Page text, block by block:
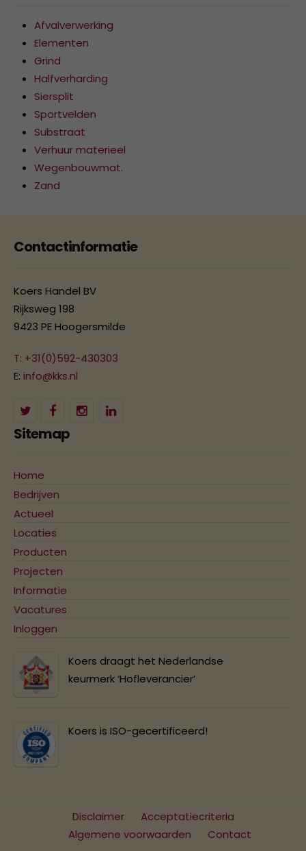
Afvalverwerking
Elementen
Grind
Halfverharding
Siersplit
Sportvelden
Substraat
Verhuur materieel
Wegenbouwmat.
Zand
Contactinformatie
Koers Handel BV
Rijksweg 198
9423 PE Hoogersmilde
T: +31(0)592-430303
E: info@kks.nl
Sitemap
Home
Bedrijven
Actueel
Locaties
Producten
Projecten
Informatie
Vacatures
Inloggen
Koers draagt het Nederlandse
keurmerk ‘Hofleverancier’
Koers is ISO-gecertificeerd!
Disclaimer
Acceptatiecriteria
Algemene voorwaarden
Contact